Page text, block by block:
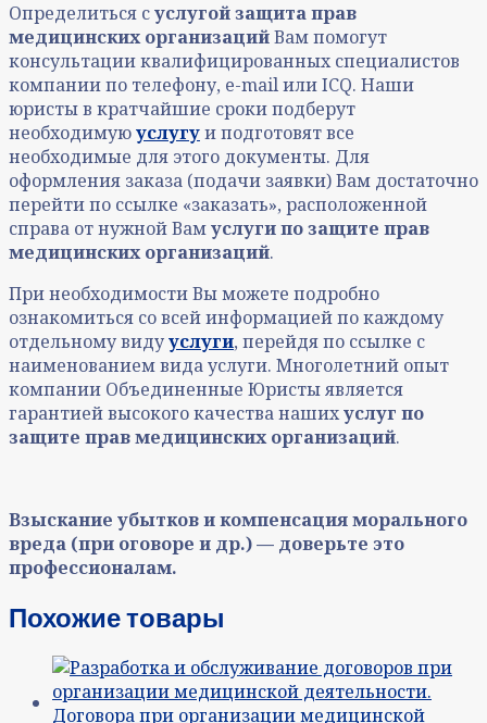
Определиться суслугой защита прав
медицинских организацийВам помогут
консультации квалифицированных специалистов
компании по телефону, e-mail или ICQ. Наши
юристы в кратчайшие сроки подберут
необходимуюуслугуи подготовят все
необходимые для этого документы. Для
оформления заказа (подачи заявки) Вам достаточно
перейти по ссылке «заказать», расположенной
справа от нужной Вамуслуги позащите прав
медицинских организаций.
При необходимости Вы можете подробно
ознакомиться со всей информацией по каждому
отдельному видууслуги, перейдя по ссылке с
наименованием вида услуги. Многолетний опыт
компании Объединенные Юристы является
гарантией высокого качества нашихуслуг по
защите прав медицинских организаций.
Взыскание убытков и компенсация морального
вреда (при оговоре и др.) — доверьте это
профессионалам.
Похожие товары